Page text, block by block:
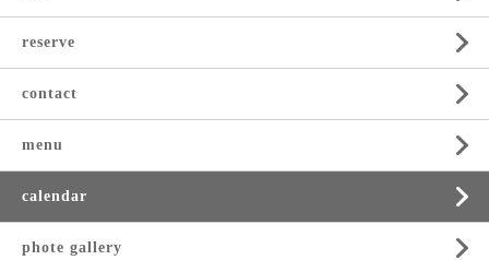
reserve
contact
menu
calendar
phote gallery